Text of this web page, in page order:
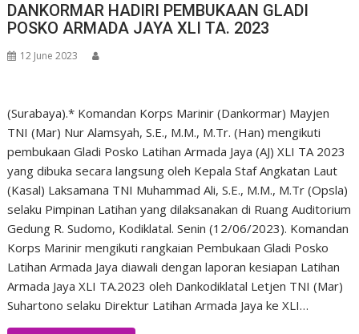
DANKORMAR HADIRI PEMBUKAAN GLADI
POSKO ARMADA JAYA XLI TA. 2023
12 June 2023
(Surabaya).* Komandan Korps Marinir (Dankormar) Mayjen
TNI (Mar) Nur Alamsyah, S.E., M.M., M.Tr. (Han) mengikuti
pembukaan Gladi Posko Latihan Armada Jaya (AJ) XLI TA 2023
yang dibuka secara langsung oleh Kepala Staf Angkatan Laut
(Kasal) Laksamana TNI Muhammad Ali, S.E., M.M., M.Tr (Opsla)
selaku Pimpinan Latihan yang dilaksanakan di Ruang Auditorium
Gedung R. Sudomo, Kodiklatal. Senin (12/06/2023). Komandan
Korps Marinir mengikuti rangkaian Pembukaan Gladi Posko
Latihan Armada Jaya diawali dengan laporan kesiapan Latihan
Armada Jaya XLI TA.2023 oleh Dankodiklatal Letjen TNI (Mar)
Suhartono selaku Direktur Latihan Armada Jaya ke XLI…